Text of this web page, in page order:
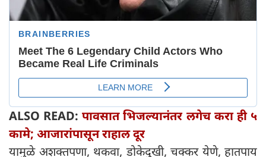
ALSO READ:पावसात भिजल्यानंतर लगेच करा ही ५
कामे; आजारांपासून राहाल दूर
यामुळे अशक्तपणा, थकवा, डोकेदुखी, चक्कर येणे, हातपाय